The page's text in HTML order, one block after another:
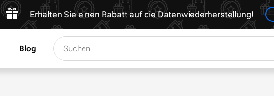
Erhalten Sie einen Rabatt auf die Datenwiederherstellung!
Blog